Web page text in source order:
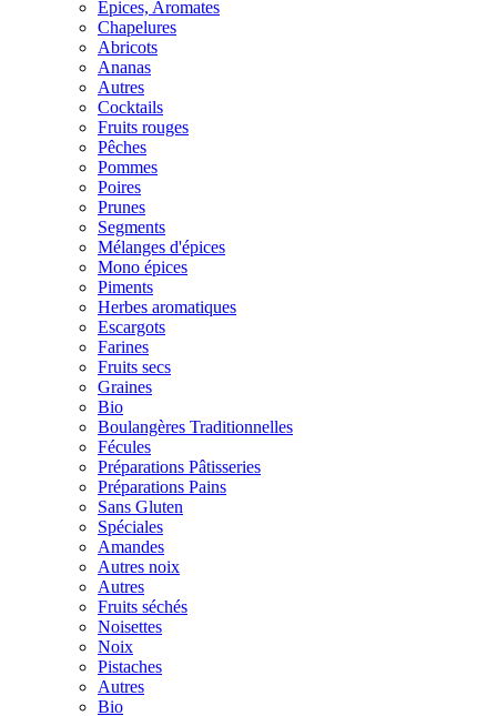
Épices, Aromates
Chapelures
Abricots
Ananas
Autres
Cocktails
Fruits rouges
Pêches
Pommes
Poires
Prunes
Segments
Mélanges d'épices
Mono épices
Piments
Herbes aromatiques
Escargots
Farines
Fruits secs
Graines
Bio
Boulangères Traditionnelles
Fécules
Préparations Pâtisseries
Préparations Pains
Sans Gluten
Spéciales
Amandes
Autres noix
Autres
Fruits séchés
Noisettes
Noix
Pistaches
Autres
Bio